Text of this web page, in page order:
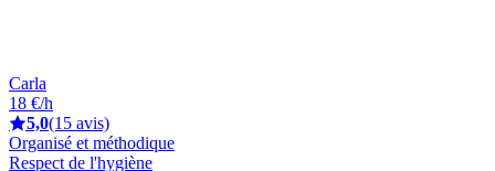
Carla
18 €/h
5,0(15 avis)
Organisé et méthodique
Respect de l'hygiène